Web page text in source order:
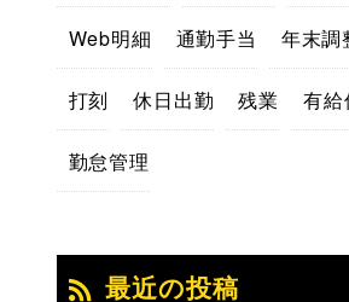
Web明細 通勤手当 年末調
打刻 休日出勤 残業 有給
勤怠管理
最近の投稿